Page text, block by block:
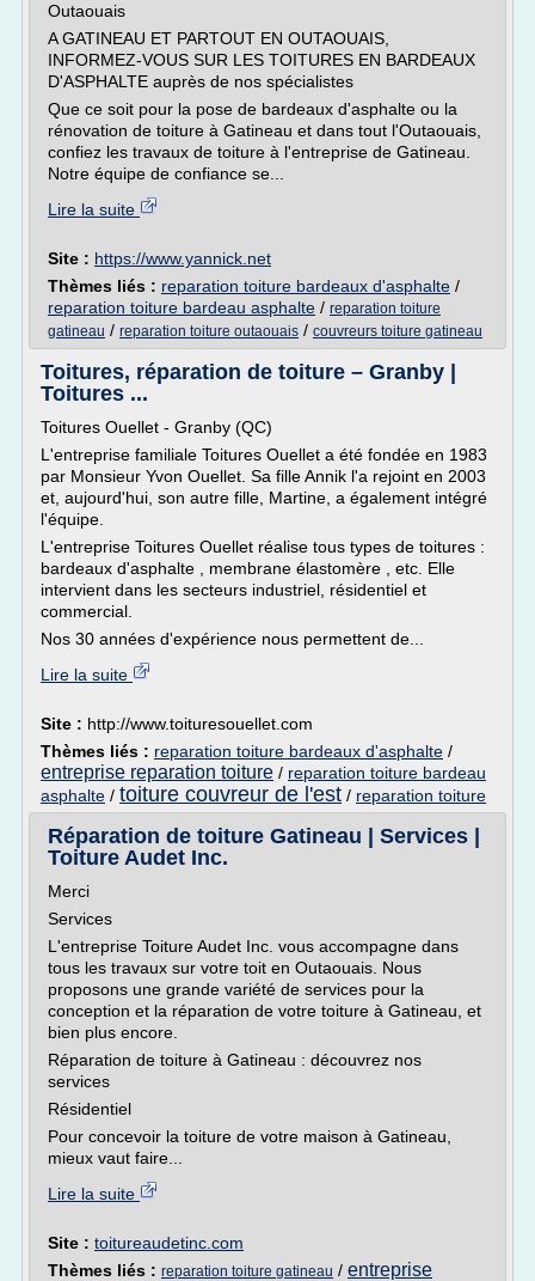
Outaouais
A GATINEAU ET PARTOUT EN OUTAOUAIS,
INFORMEZ-VOUS SUR LES TOITURES EN BARDEAUX
D'ASPHALTE auprès de nos spécialistes
Que ce soit pour la pose de bardeaux d'asphalte ou la
rénovation de toiture à Gatineau et dans tout l'Outaouais,
confiez les travaux de toiture à l'entreprise de Gatineau.
Notre équipe de confiance se...
Lire la suite
Site : https://www.yannick.net
Thèmes liés : reparation toiture bardeaux d'asphalte /
reparation toiture bardeau asphalte / reparation toiture
gatineau / reparation toiture outaouais / couvreurs toiture gatineau
Toitures, réparation de toiture – Granby |
Toitures ...
Toitures Ouellet - Granby (QC)
L'entreprise familiale Toitures Ouellet a été fondée en 1983
par Monsieur Yvon Ouellet. Sa fille Annik l'a rejoint en 2003
et, aujourd'hui, son autre fille, Martine, a également intégré
l'équipe.
L'entreprise Toitures Ouellet réalise tous types de toitures :
bardeaux d'asphalte , membrane élastomère , etc. Elle
intervient dans les secteurs industriel, résidentiel et
commercial.
Nos 30 années d'expérience nous permettent de...
Lire la suite
Site : http://www.toituresouellet.com
Thèmes liés : reparation toiture bardeaux d'asphalte /
entreprise reparation toiture / reparation toiture bardeau
asphalte / toiture couvreur de l'est / reparation toiture
Réparation de toiture Gatineau | Services |
Toiture Audet Inc.
Merci
Services
L'entreprise Toiture Audet Inc. vous accompagne dans
tous les travaux sur votre toit en Outaouais. Nous
proposons une grande variété de services pour la
conception et la réparation de votre toiture à Gatineau, et
bien plus encore.
Réparation de toiture à Gatineau : découvrez nos
services
Résidentiel
Pour concevoir la toiture de votre maison à Gatineau,
mieux vaut faire...
Lire la suite
Site : toitureaudetinc.com
Thèmes liés : reparation toiture gatineau / entreprise